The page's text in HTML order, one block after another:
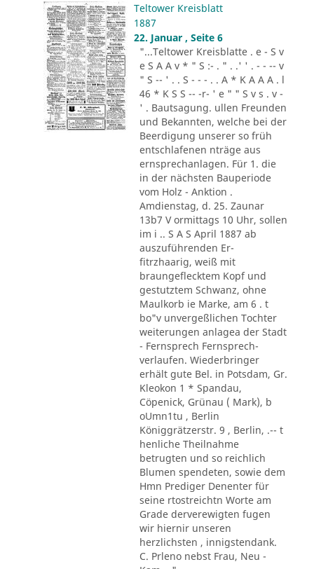
Teltower Kreisblatt
1887
22. Januar , Seite 6
"...Teltower Kreisblatte . e - S v
e S A A v * " S :- . " . .' ' . - - -- v
" S -- ' . . S - - - . . A * K A A A . l
46 * K S S -- -r- ' e " " S v s . v -
' . Bautsagung. ullen Freunden
und Bekannten, welche bei der
Beerdigung unserer so früh
entschlafenen nträge aus
ernsprechanlagen. Für 1. die
in der nächsten Bauperiode
vom Holz - Anktion .
Amdienstag, d. 25. Zaunar
13b7 V ormittags 10 Uhr, sollen
im i .. S A S April 1887 ab
auszuführenden Er-
fitrzhaarig, weiß mit
braungeflecktem Kopf und
gestutztem Schwanz, ohne
Maulkorb ie Marke, am 6 . t
bo"v unvergeßlichen Tochter
weiterungen anlagea der Stadt
- Fernsprech Fernsprech-
verlaufen. Wiederbringer
erhält gute Bel. in Potsdam, Gr.
Kleokon 1 * Spandau,
Cöpenick, Grünau ( Mark), b
oUmn1tu , Berlin
Königgrätzerstr. 9 , Berlin, .-- t
henliche Theilnahme
betrugten und so reichlich
Blumen spendeten, sowie dem
Hmn Prediger Denenter für
seine rtostreichtn Worte am
Grade derverewigten fugen
wir hiernir unseren
herzlichsten , innigstendank.
C. Prleno nebst Frau, Neu -